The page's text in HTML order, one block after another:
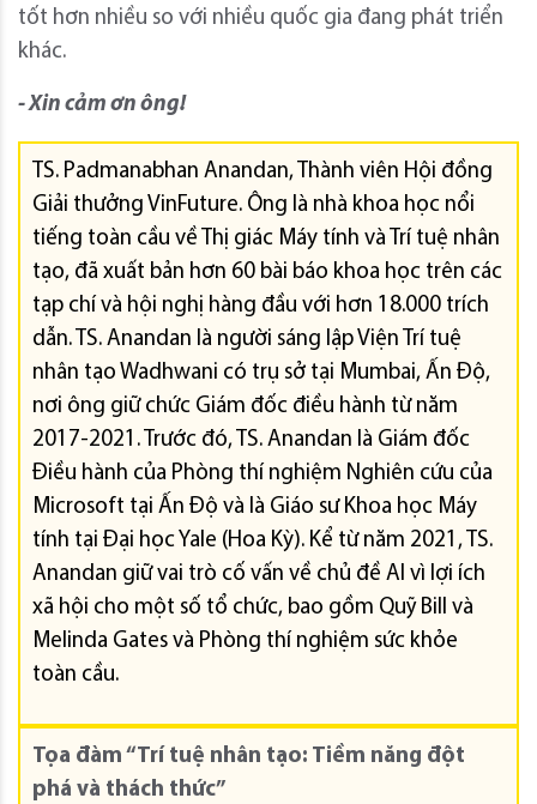
tốt hơn nhiều so với nhiều quốc gia đang phát triển
khác.
- Xin cảm ơn ông!
TS. Padmanabhan Anandan, Thành viên Hội đồng
Giải thưởng VinFuture. Ông là nhà khoa học nổi
tiếng toàn cầu về Thị giác Máy tính và Trí tuệ nhân
tạo, đã xuất bản hơn 60 bài báo khoa học trên các
tạp chí và hội nghị hàng đầu với hơn 18.000 trích
dẫn. TS. Anandan là người sáng lập Viện Trí tuệ
nhân tạo Wadhwani có trụ sở tại Mumbai, Ấn Độ,
nơi ông giữ chức Giám đốc điều hành từ năm
2017-2021. Trước đó, TS. Anandan là Giám đốc
Điều hành của Phòng thí nghiệm Nghiên cứu của
Microsoft tại Ấn Độ và là Giáo sư Khoa học Máy
tính tại Đại học Yale (Hoa Kỳ). Kể từ năm 2021, TS.
Anandan giữ vai trò cố vấn về chủ đề AI vì lợi ích
xã hội cho một số tổ chức, bao gồm Quỹ Bill và
Melinda Gates và Phòng thí nghiệm sức khỏe
toàn cầu.
Tọa đàm “Trí tuệ nhân tạo: Tiềm năng đột
phá và thách thức”